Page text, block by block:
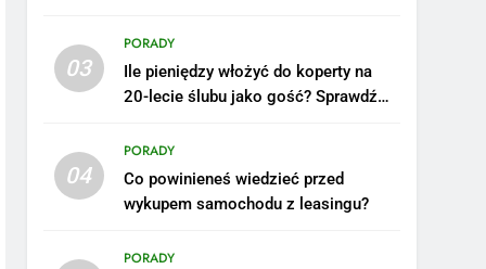
03
PORADY
Ile pieniędzy włożyć do koperty na
20-lecie ślubu jako gość? Sprawdź
04
PORADY
Co powinieneś wiedzieć przed
wykupem samochodu z leasingu?
PORADY